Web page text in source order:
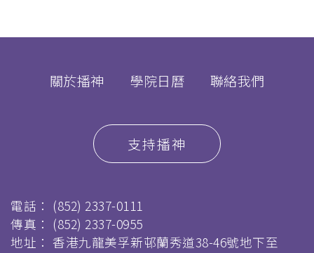
關於播神 學院日曆 聯絡我們
支持播神
電話： (852) 2337-0111
傳真： (852) 2337-0955
地址： 香港九龍美孚新邨蘭秀道38-46號地下至